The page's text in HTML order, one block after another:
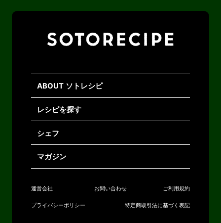
ABOUT ソトレシピ
レシピを探す
シェフ
マガジン
運営会社 お問い合わせ ご利用規約
プライバシーポリシー 特定商取引法に基づく表記